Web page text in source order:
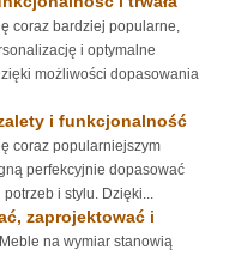
coraz bardziej popularne,
i optymalne
możliwości dopasowania
i funkcjonalność
coraz popularniejszym
perfekcyjnie dopasować
i stylu. Dzięki...
zaprojektować i
Meble na wymiar stanowią